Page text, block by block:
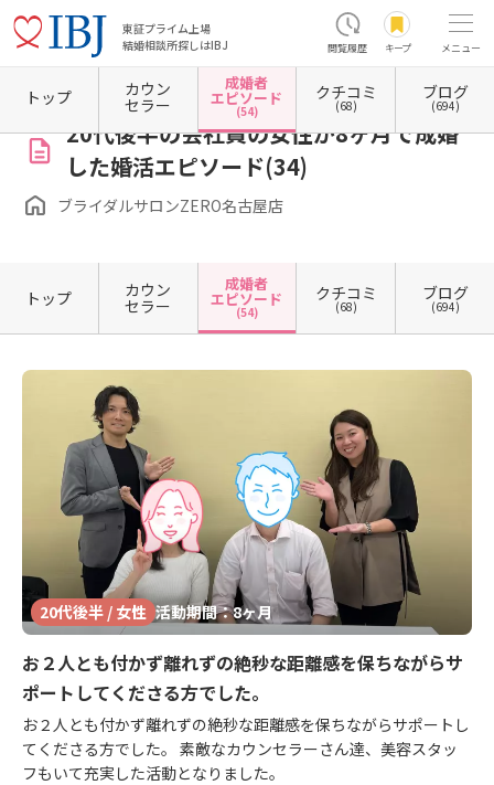
東証プライム上場
結婚相談所探しはIBJ
閲覧履歴 キープ メニュー
ホーム 愛知県の結婚相談所 愛知県名古屋市 愛知県名古屋市中区 愛知県名古屋市中
20代後半の会社員の女性が8ヶ月で成婚
した婚活エピソード(34)
ブライダルサロンZERO名古屋店
トップ カウン
セラー
成婚者
エピソード
(54)
クチコミ
(68)
ブログ
(694)
トップ カウン
セラー
成婚者
エピソード
(54)
クチコミ
(68)
ブログ
(694)
20代後半 / 女性 活動期間：8ヶ月
お２人とも付かず離れずの絶秒な距離感を保ちながらサ
ポートしてくださる方でした。
お２人とも付かず離れずの絶秒な距離感を保ちながらサポートし
てくださる方でした。 素敵なカウンセラーさん達、美容スタッ
フもいて充実した活動となりました。